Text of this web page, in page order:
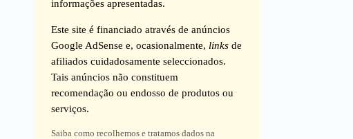
informações apresentadas.
Este site é financiado através de anúncios
Google AdSense e, ocasionalmente, links de
afiliados cuidadosamente seleccionados.
Tais anúncios não constituem
recomendação ou endosso de produtos ou
serviços.
Saiba como recolhemos e tratamos dados na